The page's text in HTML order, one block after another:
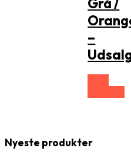
–
Nyeste produkter